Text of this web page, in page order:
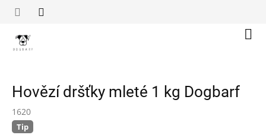
Hovězí dršťky mleté 1 kg Dogbarf
1620
Tip